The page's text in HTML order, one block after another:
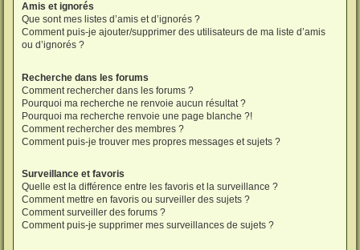
Amis et ignorés
Que sont mes listes d’amis et d’ignorés ?
Comment puis-je ajouter/supprimer des utilisateurs de ma liste d’amis
ou d’ignorés ?
Recherche dans les forums
Comment rechercher dans les forums ?
Pourquoi ma recherche ne renvoie aucun résultat ?
Pourquoi ma recherche renvoie une page blanche ?!
Comment rechercher des membres ?
Comment puis-je trouver mes propres messages et sujets ?
Surveillance et favoris
Quelle est la différence entre les favoris et la surveillance ?
Comment mettre en favoris ou surveiller des sujets ?
Comment surveiller des forums ?
Comment puis-je supprimer mes surveillances de sujets ?